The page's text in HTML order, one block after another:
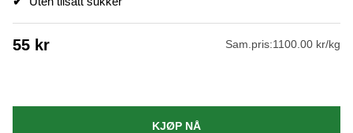
55 kr Sam.pris:1100.00 kr/kg
KJØP NÅ